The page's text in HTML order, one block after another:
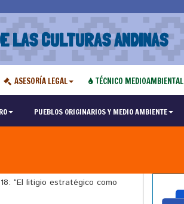
LAS CULTURAS ANDINAS
ASESORÍA LEGAL TÉCNICO MEDIOAMBIENTAL
PUEBLOS ORIGINARIOS Y MEDIO AMBIENTE
“El litigio estratégico como